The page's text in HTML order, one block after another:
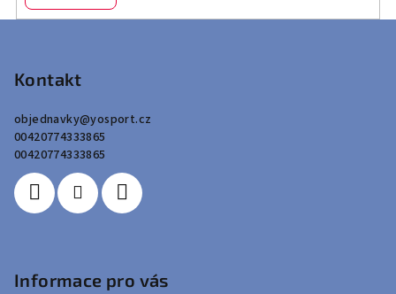
Kontakt
objednavky@yosport.cz
00420774333865
00420774333865
Informace pro vás